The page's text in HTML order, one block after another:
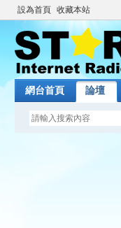
設為首頁 收藏本站
網台首頁 論壇